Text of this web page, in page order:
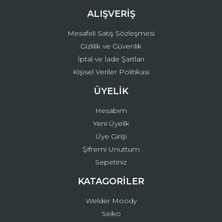
ALIŞVERİŞ
Mesafeli Satış Sözleşmesi
Gizlilik ve Güvenlik
İptal ve İade Şartları
Kişisel Veriler Politikası
ÜYELİK
Hesabım
Yeni Üyelik
Üye Girişi
Şifremi Unuttum
Sepetiniz
KATAGORİLER
Welder Moody
Seiko